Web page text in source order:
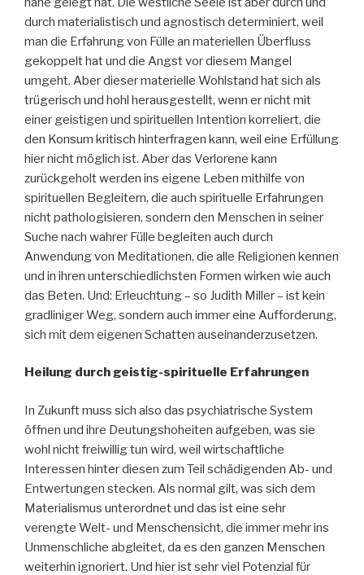
durch materialistisch und agnostisch determiniert, weil
man die Erfahrung von Fülle an materiellen Überfluss
gekoppelt hat und die Angst vor diesem Mangel
umgeht. Aber dieser materielle Wohlstand hat sich als
trügerisch und hohl herausgestellt, wenn er nicht mit
einer geistigen und spirituellen Intention korreliert, die
den Konsum kritisch hinterfragen kann, weil eine Erfüllung
hier nicht möglich ist. Aber das Verlorene kann
zurückgeholt werden ins eigene Leben mithilfe von
spirituellen Begleitern, die auch spirituelle Erfahrungen
nicht pathologisieren, sondern den Menschen in seiner
Suche nach wahrer Fülle begleiten auch durch
Anwendung von Meditationen, die alle Religionen kennen
und in ihren unterschiedlichsten Formen wirken wie auch
das Beten. Und: Erleuchtung – so Judith Miller – ist kein
gradliniger Weg, sondern auch immer eine Aufforderung,
sich mit dem eigenen Schatten auseinanderzusetzen.
Heilung durch geistig-spirituelle Erfahrungen
In Zukunft muss sich also das psychiatrische System
öffnen und ihre Deutungshoheiten aufgeben, was sie
wohl nicht freiwillig tun wird, weil wirtschaftliche
Interessen hinter diesen zum Teil schädigenden Ab- und
Entwertungen stecken. Als normal gilt, was sich dem
Materialismus unterordnet und das ist eine sehr
verengte Welt- und Menschensicht, die immer mehr ins
Unmenschliche abgleitet, da es den ganzen Menschen
weiterhin ignoriert. Und hier ist sehr viel Potenzial für